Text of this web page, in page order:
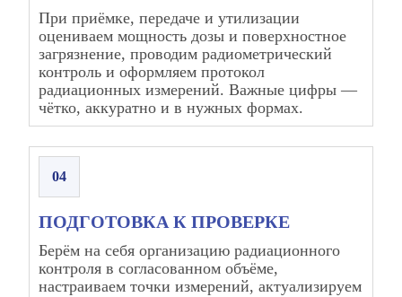
При приёмке, передаче и утилизации
оцениваем мощность дозы и поверхностное
загрязнение, проводим радиометрический
контроль и оформляем протокол
радиационных измерений. Важные цифры —
чётко, аккуратно и в нужных формах.
04
ПОДГОТОВКА К ПРОВЕРКЕ
Берём на себя организацию радиационного
контроля в согласованном объёме,
настраиваем точки измерений, актуализируем